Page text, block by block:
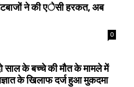
ने की एेसी हरकत, अब
0
साल के बच्चे की मौत के मामले में
के खिलाफ दर्ज हुआ मुकदमा